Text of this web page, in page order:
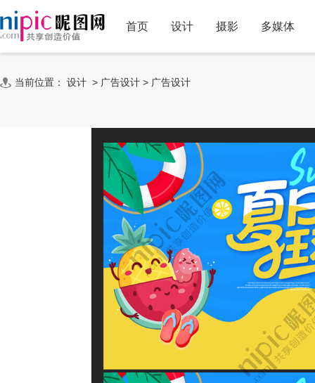
首页 设计 摄影 多媒体
当前位置： 设计 > 广告设计 > 广告设计